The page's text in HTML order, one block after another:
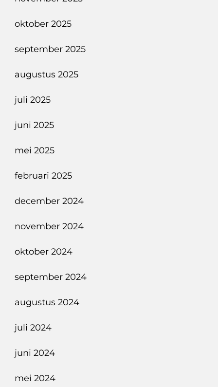
oktober 2025
september 2025
augustus 2025
juli 2025
juni 2025
mei 2025
februari 2025
december 2024
november 2024
oktober 2024
september 2024
augustus 2024
juli 2024
juni 2024
mei 2024